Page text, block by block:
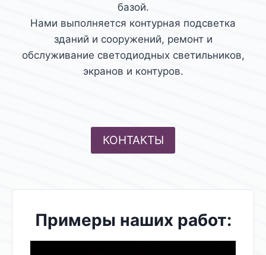
базой.
Нами выполняется контурная подсветка
зданий и сооружений, ремонт и
обслуживание светодиодных светильников,
экранов и контуров.
КОНТАКТЫ
Примеры наших работ: